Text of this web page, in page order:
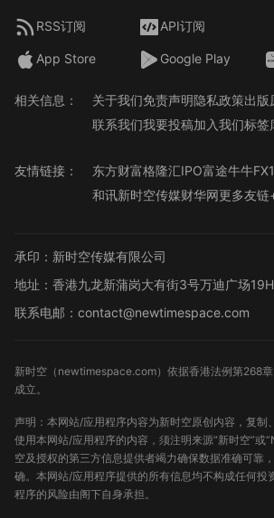
RSS订阅 API订阅
App Store Google Play
相关信息： 关于我们免责声明隐私政策出版
联系我们我要投稿加入我们标签
友情链接： 东方财富格隆汇IPO富途牛牛
和讯新时空传媒财华网更多友链
承印：新时空传媒有限公司
地址：香港九龙新蒲岗大有街3号万迪广场19H
联系电邮：contact@newtimespace.com
新时空（ newtimespace.com）依据香港法例第268
成立。
声明：本网站/应用程序内容为新时空原创内容，复制
使用本网站/应用程序的内容，须注明来源“新时空”或
空及授权的第三方信息提供者竭力确保数据准确可靠
确。本网站/应用程序提供的所有信息均不构成任何投
程序的风险由阁下自身承担。